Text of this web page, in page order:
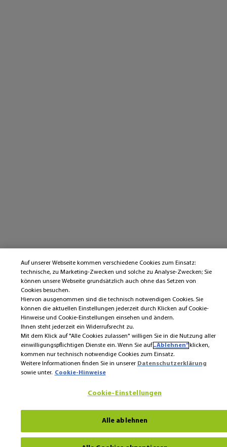
Auf unserer Webseite kommen verschiedene Cookies zum Einsatz:
technische, zu Marketing-Zwecken und solche zu Analyse-Zwecken; Sie
können unsere Webseite grundsätzlich auch ohne das Setzen von
Cookies besuchen.
Hiervon ausgenommen sind die technisch notwendigen Cookies. Sie
können die aktuellen Einstellungen jederzeit durch Klicken auf Cookie-
Hinweise und Cookie-Einstellungen einsehen und ändern.
Ihnen steht jederzeit ein Widerrufsrecht zu.
Mit dem Klick auf "Alle Cookies zulassen" willigen Sie in die Nutzung aller
einwilligungspflichtigen Dienste ein. Wenn Sie auf„Ablehnen“ klicken,
kommen nur technisch notwendige Cookies zum Einsatz.
Weitere Informationen finden Sie in unserer Datenschutzerklärung
sowie unter. Cookie-Hinweise
Cookie-Einstellungen
Alle ablehnen